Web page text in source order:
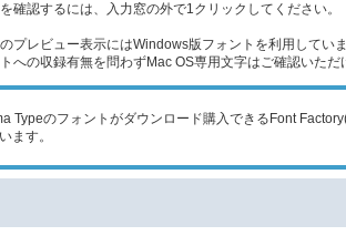
確認するには、入力窓の外で1クリックしてください。
レビュー表示にはWindows版フォントを利用していま
の収録有無を問わずMac OS専用文字はご確認いただ
Typeのフォントがダウンロード購入できるFont
ます。